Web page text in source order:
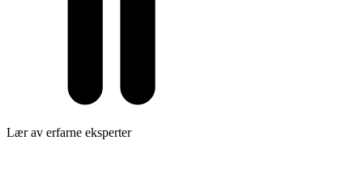
Lær av erfarne eksperter